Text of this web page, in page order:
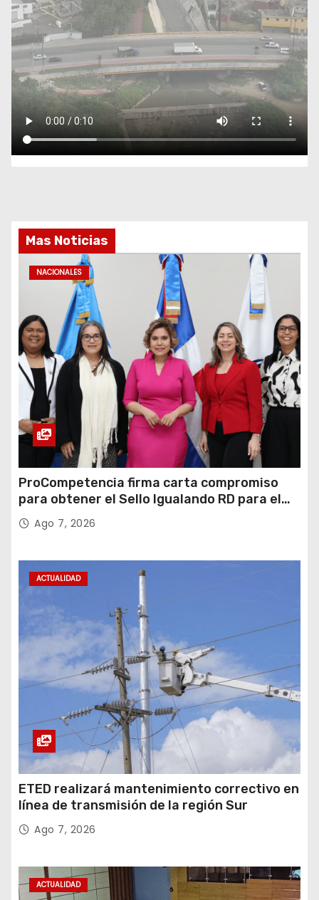
Mas Noticias
NACIONALES
ProCompetencia firma carta compromiso
para obtener el Sello Igualando RD para el
Sector Público
Ago 7, 2026
ACTUALIDAD
ETED realizará mantenimiento correctivo en
línea de transmisión de la región Sur
Ago 7, 2026
ACTUALIDAD